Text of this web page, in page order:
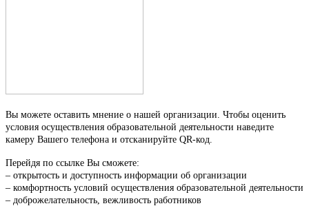
Вы можете оставить мнение о нашей организации. Чтобы оценить
условия осуществления образовательной деятельности наведите
камеру Вашего телефона и отсканируйте QR-код.
Перейдя по ссылке Вы сможете:
– открытость и доступность информации об организации
– комфортность условий осуществления образовательной деятельности
– доброжелательность, вежливость работников